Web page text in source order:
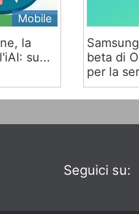
Mobile
la
su...
beta di
per la
Seguici su: